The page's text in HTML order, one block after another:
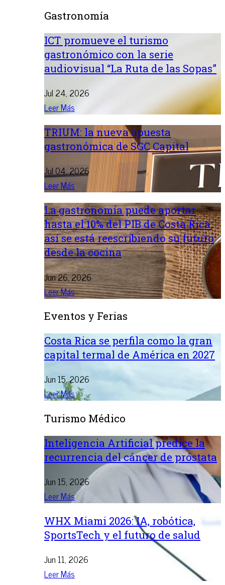
Gastronomía
ICT promueve el turismo
gastronómico con la serie
audiovisual “La Ruta de las Sopas”
Jul 24, 2026
Leer Más
TRIUM: la nueva apuesta
gastronómica de SGC Capital
Jul 04, 2026
Leer Más
La gastronomía puede aportar
hasta el 10% del PIB de Costa Rica:
así se está reescribiendo su futuro
desde la cocina
Jun 26, 2026
Leer Más
Eventos y Ferias
Costa Rica se perfila como la gran
capital termal de América en 2027
Jun 15, 2026
Leer Más
Turismo Médico
Inteligencia Artificial predice la
recurrencia del cáncer de próstata
Jun 15, 2026
Leer Más
WHX Miami 2026: IA, robótica,
SportsTech y el futuro de salud
Jun 11, 2026
Leer Más